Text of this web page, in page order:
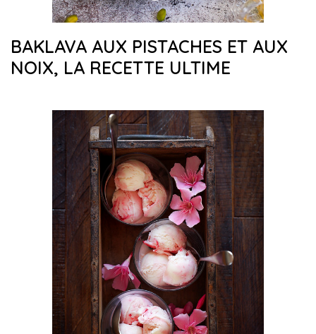
BAKLAVA AUX PISTACHES ET AUX
NOIX, LA RECETTE ULTIME